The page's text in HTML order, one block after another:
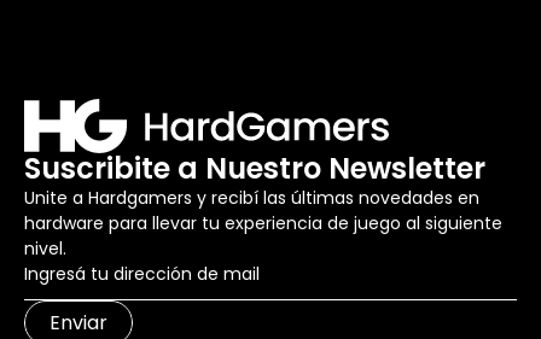
Suscribite a Nuestro Newsletter
Unite a Hardgamers y recibí las últimas novedades en
hardware para llevar tu experiencia de juego al siguiente
nivel.
Enviar